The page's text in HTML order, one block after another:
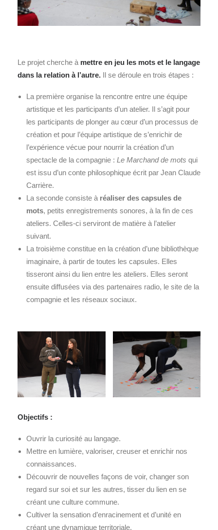
Le projet cherche à mettre en jeu les mots et le langage
dans la relation à l’autre. Il se déroule en trois étapes :
La première organise la rencontre entre une équipe
artistique et les participants d’un atelier. Il s’agit pour
les participants de plonger au cœur d’un processus de
création et pour l’équipe artistique de s’enrichir de
l’expérience vécue pour nourrir la création d’un
spectacle de la compagnie : Le Marchand de mots qui
est issu d’un conte philosophique écrit par Jean Claude
Carrière.
La seconde consiste à réaliser des capsules de
mots, petits enregistrements sonores, à la fin de ces
ateliers. Celles-ci serviront de matière à l’atelier
suivant.
La troisième constitue en la création d’une bibliothèque
imaginaire, à partir de toutes les capsules. Elles
tisseront ainsi du lien entre les ateliers. Elles seront
ensuite diffusées via des partenaires radio, le site de la
compagnie et les réseaux sociaux.
Objectifs :
Ouvrir la curiosité au langage.
Mettre en lumière, valoriser, creuser et enrichir nos
connaissances.
Découvrir de nouvelles façons de voir, changer son
regard sur soi et sur les autres, tisser du lien en se
créant une culture commune.
Cultiver la sensation d’enracinement et d’unité en
créant une dynamique territoriale.